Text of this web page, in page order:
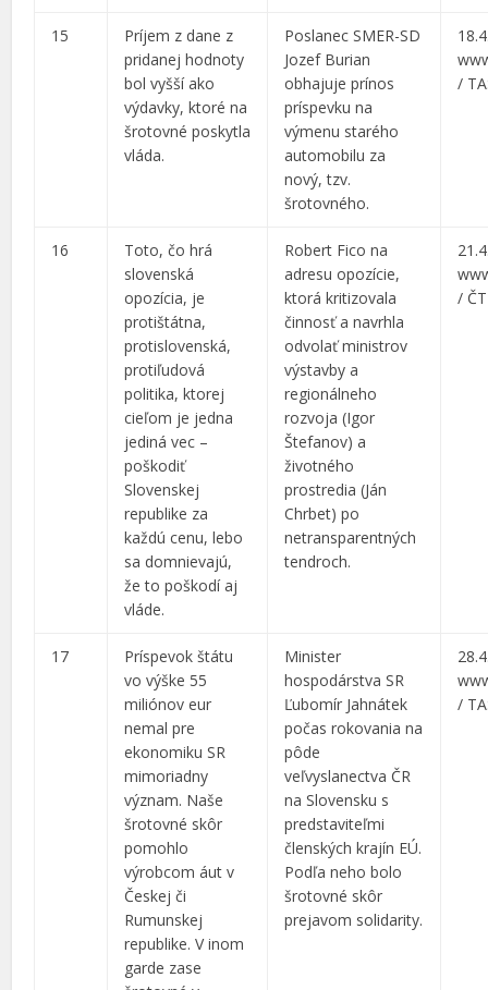
15
Príjem z dane z
pridanej hodnoty
bol vyšší ako
výdavky, ktoré na
šrotovné poskytla
vláda.
Poslanec SMER-SD
Jozef Burian
obhajuje prínos
príspevku na
výmenu starého
automobilu za
nový, tzv.
šrotovného.
/
16
Toto, čo hrá
slovenská
opozícia, je
protištátna,
protislovenská,
protiľudová
politika, ktorej
cieľom je jedna
jediná vec –
poškodiť
Slovenskej
republike za
každú cenu, lebo
sa domnievajú,
že to poškodí aj
vláde.
Robert Fico na
adresu opozície,
ktorá kritizovala
činnosť a navrhla
odvolať ministrov
výstavby a
regionálneho
rozvoja (Igor
Štefanov) a
životného
prostredia (Ján
Chrbet) po
netransparentných
tendroch.
/
17
Príspevok štátu
vo výške 55
miliónov eur
nemal pre
ekonomiku SR
mimoriadny
význam. Naše
šrotovné skôr
pomohlo
výrobcom áut v
Českej či
Rumunskej
republike. V inom
garde zase
Minister
hospodárstva SR
Ľubomír Jahnátek
počas rokovania na
pôde
veľvyslanectva ČR
na Slovensku s
predstaviteľmi
členských krajín EÚ.
Podľa neho bolo
šrotovné skôr
prejavom solidarity.
/